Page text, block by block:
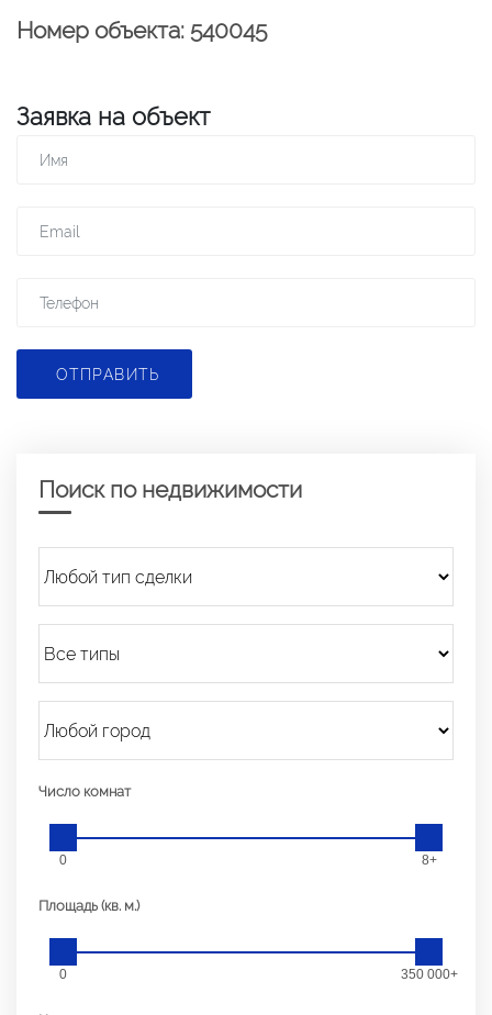
Номер объекта: 540045
Заявка на объект
ОТПРАВИТЬ
Поиск по недвижимости
Число комнат
0 8+
Площадь (кв. м.)
0 350 000+